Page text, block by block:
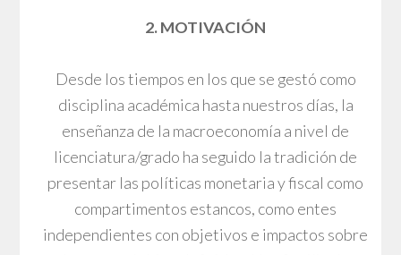
2. MOTIVACIÓN
Desde los tiempos en los que se gestó como
disciplina académica hasta nuestros días, la
enseñanza de la macroeconomía a nivel de
licenciatura/grado ha seguido la tradición de
presentar las políticas monetaria y fiscal como
compartimentos estancos, como entes
independientes con objetivos e impactos sobre